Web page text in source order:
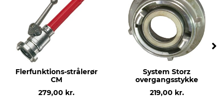
Flerfunktions-strålerør
CM
279,00 kr.
System Storz
overgangsstykke
219,00 kr.